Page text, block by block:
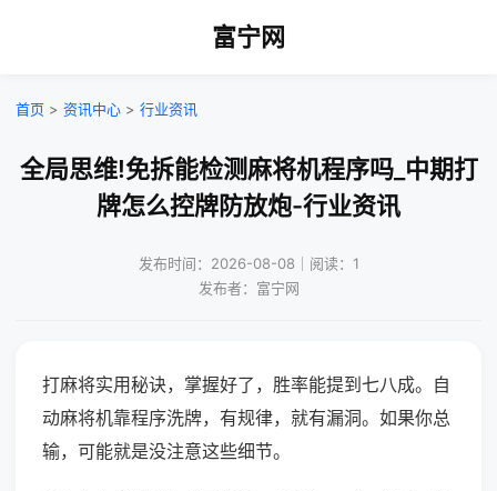
富宁网
首页 > 资讯中心 > 行业资讯
全局思维!免拆能检测麻将机程序吗_中期打
牌怎么控牌防放炮-行业资讯
发布时间：2026-08-08｜阅读：1
发布者：富宁网
打麻将实用秘诀，掌握好了，胜率能提到七八成。自
动麻将机靠程序洗牌，有规律，就有漏洞。如果你总
输，可能就是没注意这些细节。